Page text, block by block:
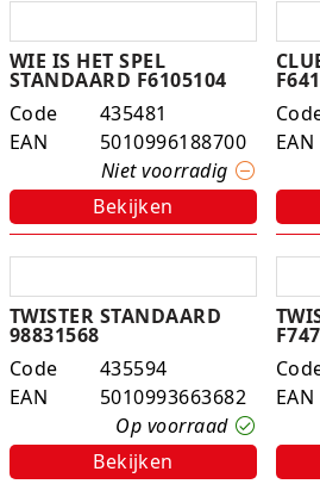
WIE IS HET SPEL
STANDAARD F6105104
Code
435481
EAN
5010996188700
Niet voorradig
Bekijken
EAN
TWISTER STANDAARD
98831568
Code
435594
EAN
5010993663682
Op voorraad
Bekijken
EAN
Klein speelgoed
Koffers en servies
K-pop Star
Little Dutch
Magnetic Construction Sets
Muziek
Opruiming
Pen etui's
Pennenbakjes
Perforators
Plakband
Puntenslijpers
Rainbow
Rekenmachines